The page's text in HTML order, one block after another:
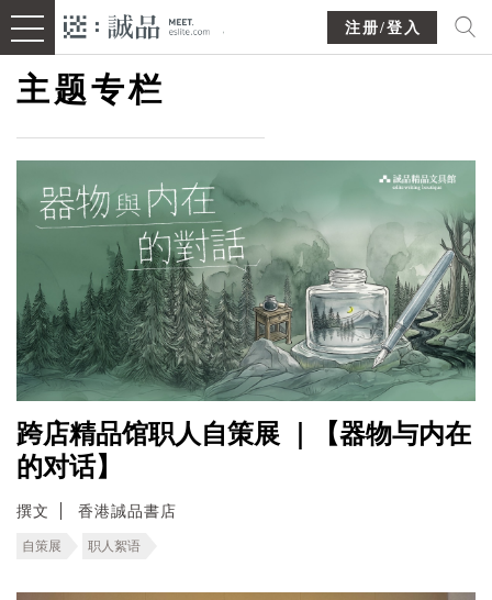
注册/登入
主题专栏
跨店精品馆职人自策展 ｜【器物与内在
的对话】
撰文 香港誠品書店
自策展 职人絮语